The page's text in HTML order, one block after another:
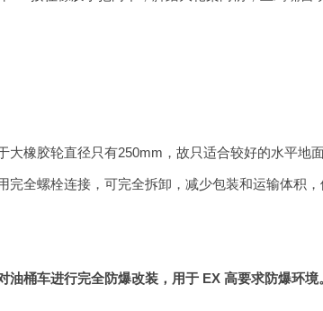
大橡胶轮直径只有250mm，故只适合较好的水平地面
完全螺栓连接，可完全拆卸，减少包装和运输体积，
油桶车进行完全防爆改装，用于 EX 高要求防爆环